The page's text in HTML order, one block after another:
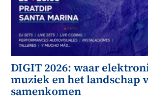
DIGIT 2026: waar
muziek en het landschap
samenkomen